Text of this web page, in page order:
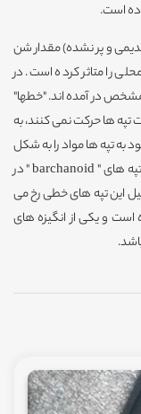
است.
و پر نشده) مقدار شن
را متاثر کرده است. در
در آمده اند. "خطها"
تپه ها حرکت نمی کنند، به
به تپه ها مواد را به شکل
خطی جمع آوری می کند. "نقطه های" کوچکتر به نام تپه های " barchanoid " در
این تپه های خطی رخ می
است و یکی از انگیزه های